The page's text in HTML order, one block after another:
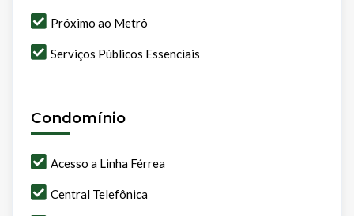
Próximo ao Metrô
Serviços Públicos Essenciais
Condomínio
Acesso a Linha Férrea
Central Telefônica